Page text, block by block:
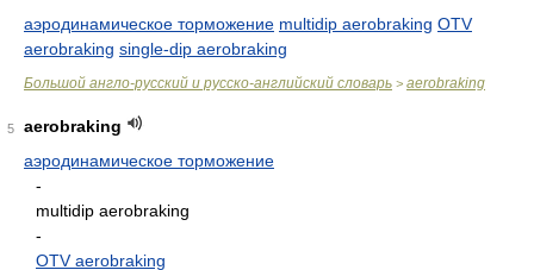
аэродинамическое торможение multidip aerobraking OTV
aerobraking single-dip aerobraking
Большой англо-русский и русско-английский словарь > aerobraking
5
aerobraking
аэродинамическое торможение
-
multidip aerobraking
-
OTV aerobraking